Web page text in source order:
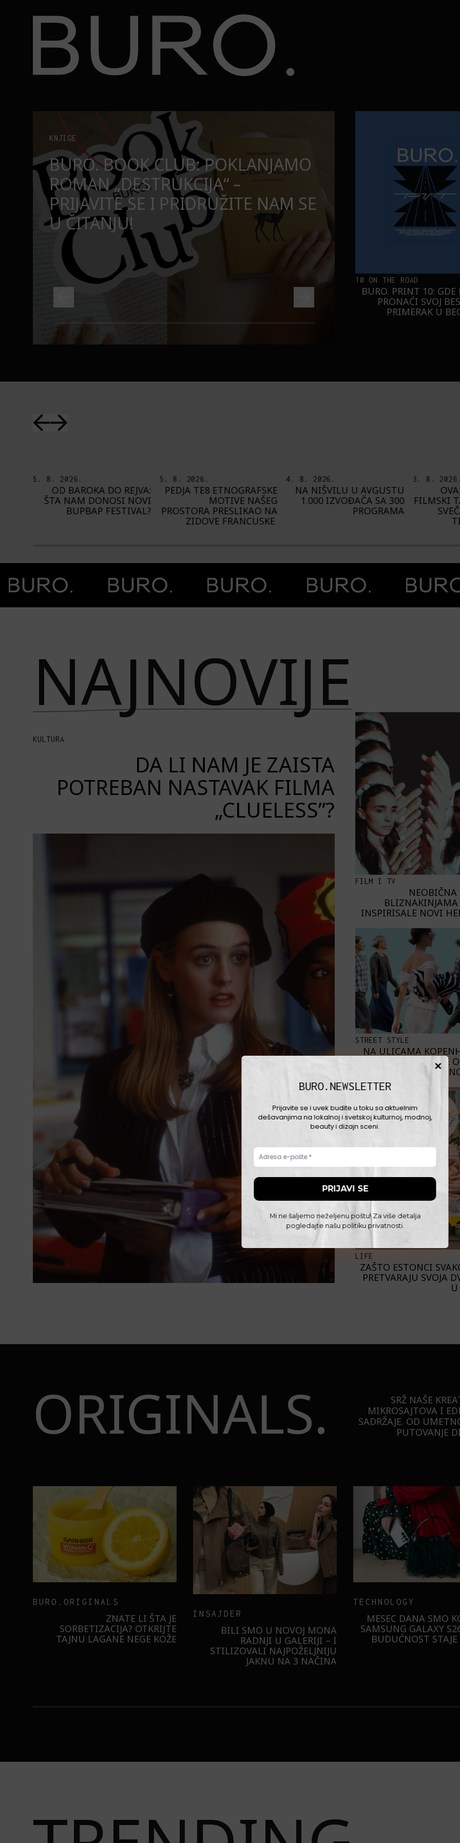
BURO.
POZORIŠTE
BEOGRAD, BAJAGA I OSAMDESETE:
MJUZIKL KOJI NE PROPUŠTAMO
Beograd, Bajaga i osamdesete: Mjuzikl koji ne propuštamo
ONAJ JEDAN
STALNO
TORBE
10 ON THE ROAD
BURO. PRINT 10: GDE
PRONAĆI SVOJ
PRIMERAK U
5. 8. 2026.
PEDJA TE8 ETNOGRAFSKE
MOTIVE NAŠEG
PROSTORA PRESLIKAO NA
4. 8. 2026.
NA NIŠVILU U AVGUSTU
1.000 IZVOĐAČA SA 300
PROGRAMA
3. 8. 2026.
OVAKO JE IZGLEDAO
FILMSKI TALAS NA MORU:
SVEČANO ZATVOREN
6. 8. 2026.
NAJNOVIJE
KULTURA
DA LI NAM JE ZAISTA
POTREBAN NASTAVAK FILMA
„CLUELESS”?
FILM I TV
NEOBIČNA
BLIZNAKINJAMA
INSPIRISALE NOVI
STREET STYLE
NA ULICAMA
NAJBOLJE
SKANDINAVKE
LIFE
ZAŠTO ESTONCI
PRETVARAJU SVOJA
U
ORIGINALS.
SRŽ NAŠE
MIKROSAJTOVA I
SADRŽAJE. OD
PUTOVANJE
BURO.ORIGINALS
ZNATE LI ŠTA JE
SORBETIZACIJA? OTKRIJTE
TAJNU LAGANE NEGE KOŽE
INSAJDER
BILI SMO U NOVOJ MONA
RADNJI U GALERIJI – I
STILIZOVALI NAJPOŽELJNIJU
JAKNU NA 3 NAČINA
TECHNOLOGY
MESEC DANA SMO
SAMSUNG GALAXY
BUDUĆNOST
BURO.NEWSLETTER
Prijavite se i uvek budite u toku sa aktuelnim
dešavanjima na lokalnoj i svetskoj kulturnoj, modnoj,
beauty i dizajn sceni.
Mi ne šaljemo neželjenu poštu! Za više detalja
pogledajte našu politiku privatnosti.